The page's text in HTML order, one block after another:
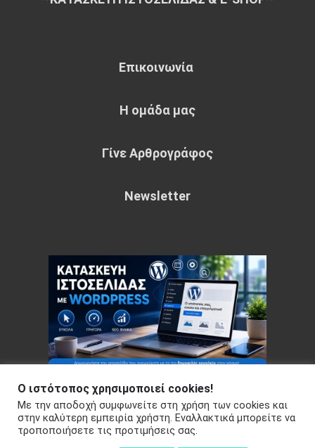
Επικοινωνία
Η ομάδα μας
Γίνε Αρθρογράφος
Newsletter
Copyright © 2026 Your e-articles - WordPress Theme : by
Sparkle Themes Πολιτική Απορρήτου
Ο ιστότοπος χρησιμοποιεί cookies!
Με την αποδοχή συμφωνείτε στη χρήση των cookies και
στην καλύτερη εμπειρία χρήστη. Εναλλακτικά μπορείτε να
τροποποιήσετε τις προτιμήσεις σας.